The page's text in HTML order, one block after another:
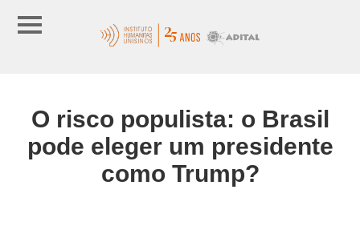
O risco populista: o Brasil
pode eleger um presidente
como Trump?